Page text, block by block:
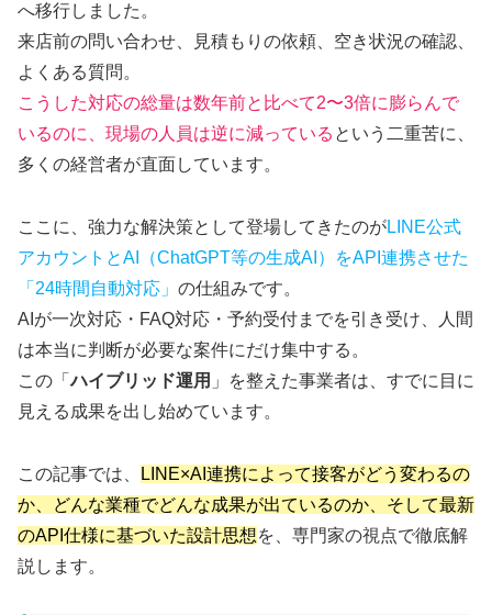
へ移行しました。
来店前の問い合わせ、見積もりの依頼、空き状況の確認、
よくある質問。
こうした対応の総量は数年前と比べて2〜3倍に膨らんで
いるのに、現場の人員は逆に減っている という二重苦に、
多くの経営者が直面しています。
ここに、強力な解決策として登場してきたのがLINE公式
アカウントとAI（ChatGPT等の生成AI）をAPI連携させた
「24時間自動対応」 の仕組みです。
AIが一次対応・FAQ対応・予約受付までを引き受け、人間
は本当に判断が必要な案件にだけ集中する。
この「ハイブリッド運用 」を整えた事業者は、すでに目に
見える成果を出し始めています。
この記事では、
LINE×AI連携によって接客がどう変わるの
か、どんな業種でどんな成果が出ているのか、そして最新
のAPI仕様に基づいた設計思想を、専門家の視点で徹底解
説します。